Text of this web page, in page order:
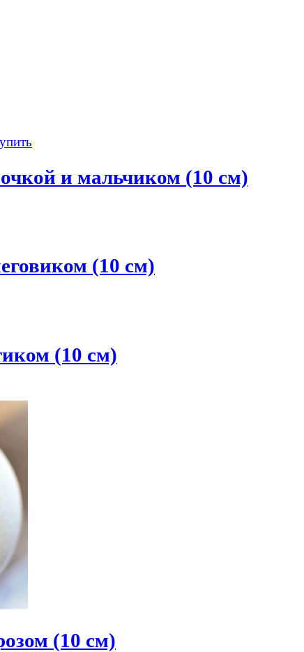
и мальчиком (10 см)
(10 см)
(10 см)
(10 см)